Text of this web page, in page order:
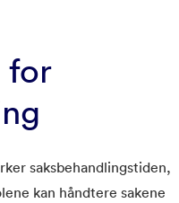
for
saksbehandlingstiden,
kan håndtere sakene